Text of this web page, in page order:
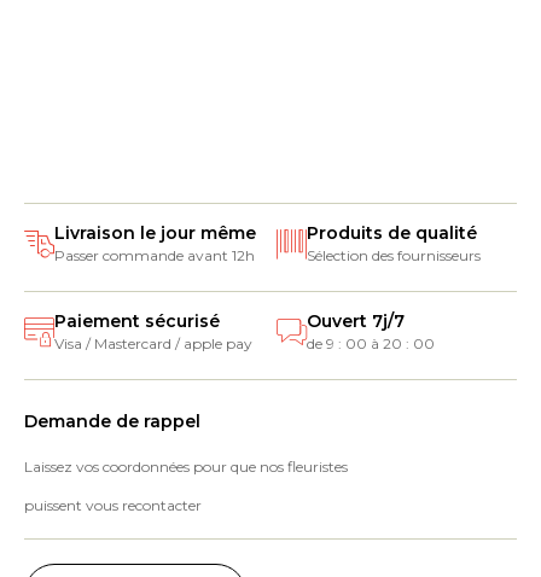
Livraison le jour même
Passer commande avant 12h
Produits de qualité
Sélection des fournisseurs
Paiement sécurisé
Visa / Mastercard / apple pay
Ouvert 7j/7
de 9 : 00 à 20 : 00
Demande de rappel
Laissez vos coordonnées pour que nos fleuristes
puissent vous recontacter